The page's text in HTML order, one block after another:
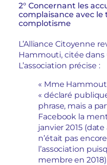
2° Concernant les
complaisance avec
complotisme
L’Alliance Citoyenne
Hammouti, citée
L’association précise :
« Mme
« déclaré
phrase, mais a
Facebook la
janvier 2015
n’était pas
l’association
membre en